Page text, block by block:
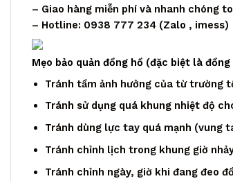
– Giao hàng miễn phí và nhanh chóng
– Hotline: 0938 777 234 (Zalo , imess)
Mẹo bảo quản đồng hồ (đặc biệt là đồng
Tránh tầm ảnh hưởng của từ trường
Tránh sử dụng quá khung nhiệt độ
Tránh dùng lực tay quá mạnh (vung
Tránh chỉnh lịch trong khung giờ
Tránh chỉnh ngày, giờ khi đang đeo